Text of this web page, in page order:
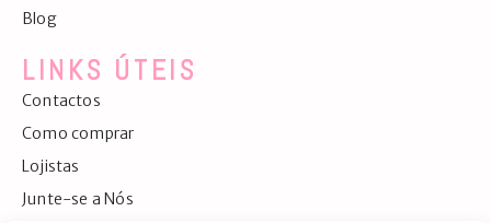
Blog
LINKS ÚTEIS
Contactos
Como comprar
Lojistas
Junte-se a Nós